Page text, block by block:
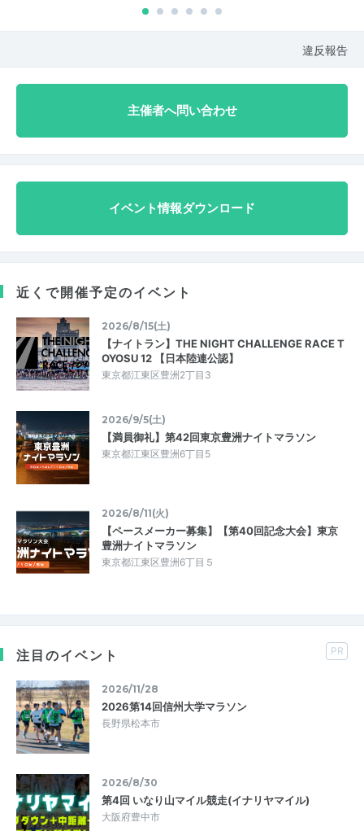
違反報告
主催者へ問い合わせ
イベント情報ダウンロード
近くで開催予定のイベント
2026/8/15(土)
【ナイトラン】THE NIGHT CHALLENGE RACE T
OYOSU 12 【日本陸連公認】
東京都江東区豊洲2丁目3
2026/9/5(土)
【満員御礼】第42回東京豊洲ナイトマラソン
東京都江東区豊洲6丁目5
2026/8/11(火)
【ペースメーカー募集】【第40回記念大会】東京
豊洲ナイトマラソン
東京都江東区豊洲6丁目５
注目のイベント PR
2026/11/28
2026第14回信州大学マラソン
長野県松本市
2026/8/30
第4回 いなり山マイル競走(イナリヤマイル)
大阪府豊中市